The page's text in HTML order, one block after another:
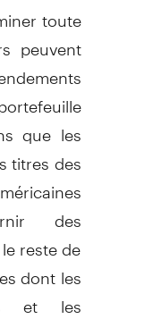
toute
peuvent
que les
titres des
des
reste de
dont les
et les